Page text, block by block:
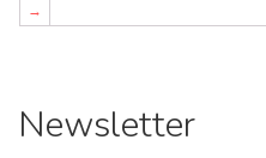
→
Newsletter